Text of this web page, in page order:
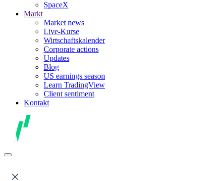
SpaceX
Markt
Market news
Live-Kurse
Wirtschaftskalender
Corporate actions
Updates
Blog
US earnings season
Learn TradingView
Client sentiment
Kontakt